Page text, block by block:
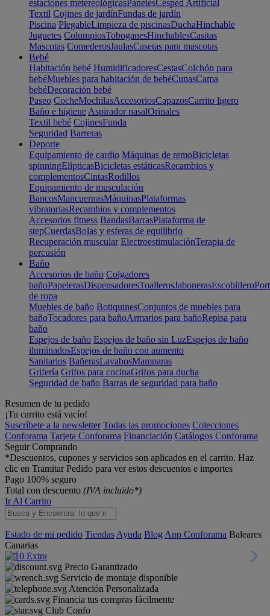
estaciones metereológicasPanelesCesped Artificial
Textil Cojines de jardínFundas de jardín
Piscina PlegableLimpieza de piscinasDuchaHinchable
Juguetes ColumpiosToboganesHinchablesCasitas
Mascotas ComederosJaulasCasetas para mascotas
Bebé
Habitación bebé HumidificadoresCestasColchón para
bebéMuebles para habitación de bebéCunasCama
bebéDecoración bebé
Paseo CocheMochilasAccesoriosCapazosCarrito ligero
Baño e higiene Aspirador nasalOrinales
Textil bebé CojinesFunda
Seguridad Barreras
Deporte
Equipamiento de cardio Máquinas de remoBicicletas
spinningElípticasBicicletas estáticasRecambios y
complementosCintasRodillos
Equipamiento de musculación
BancosMancuernasMáquinasPlataformas
vibratoriasRecambios y complementos
Accesorios fitness BandasBarrasPlataforma de
stepCuerdasBolas y esferas de equilibrio
Recuperación muscular ElectroestimulaciónTerapia de
percusión
Baño
Accesorios de baño Colgadores
bañoPapelerasDispensadoresToallerosJabonerasEscobillero
de ropa
Muebles de baño BotiquinesConjuntos de muebles para
bañoTocadores para bañoArmarios para bañoRepisa para
baño
Espejos de baño Espejos de baño sin LuzEspejos de baño
iluminadosEspejos de baño con aumento
Sanitarios BañerasLavabosMamparas
Grifería Grifos para cocinaGrifos para ducha
Seguridad de baño Barras de seguridad para baño
Resumen de tu pedido
¡Tu carrito está vacío!
Suscríbete a la newsletter Todas las promociones Colecciones
Conforama Tarjeta Conforama Financiación Catálogos Conforama
Seguir Comprando
*Descuentos, cupones y servicios son aplicados en el carrito. Haz
clic en Tramitar Pedido para ver estos descuentos e importes
Pago 100% seguro
Total con descuento (IVA incluido*)
Ir Al Carrito
Estado de mi pedido Tiendas Ayuda Blog App Conforama Baleares
Canarias
Precio Garantizado
Servicio de montaje disponible
Atención Personalizada
Financia tus compras fácilmente
Club Confo